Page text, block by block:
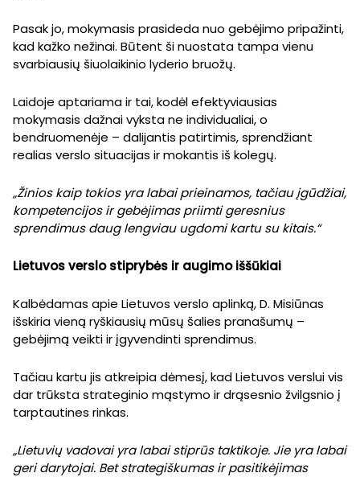
Pasak jo, mokymasis prasideda nuo gebėjimo pripažinti,
kad kažko nežinai. Būtent ši nuostata tampa vienu
svarbiausių šiuolaikinio lyderio bruožų.
Laidoje aptariama ir tai, kodėl efektyviausias
mokymasis dažnai vyksta ne individualiai, o
bendruomenėje – dalijantis patirtimis, sprendžiant
realias verslo situacijas ir mokantis iš kolegų.
„Žinios kaip tokios yra labai prieinamos, tačiau įgūdžiai,
kompetencijos ir gebėjimas priimti geresnius
sprendimus daug lengviau ugdomi kartu su kitais.“
Lietuvos verslo stiprybės ir augimo iššūkiai
Kalbėdamas apie Lietuvos verslo aplinką, D. Misiūnas
išskiria vieną ryškiausių mūsų šalies pranašumų –
gebėjimą veikti ir įgyvendinti sprendimus.
Tačiau kartu jis atkreipia dėmesį, kad Lietuvos verslui vis
dar trūksta strateginio mąstymo ir drąsesnio žvilgsnio į
tarptautines rinkas.
„Lietuvių vadovai yra labai stiprūs taktikoje. Jie yra labai
geri darytojai. Bet strategiškumas ir pasitikėjimas